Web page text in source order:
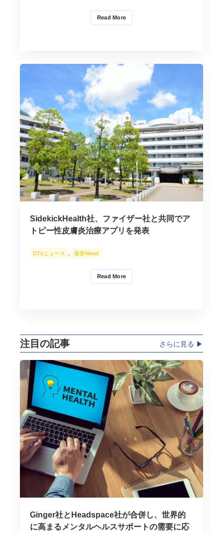
Read More
SidekickHealth社、ファイザー社と共同でア
トピー性皮膚炎治療アプリを発表
Read More
DTxニュース , 最新News
注目の記事 さらに見る ▶︎
Ginger社とHeadspace社が合併し、世界的
に高まるメンタルヘルスサポートの需要に応